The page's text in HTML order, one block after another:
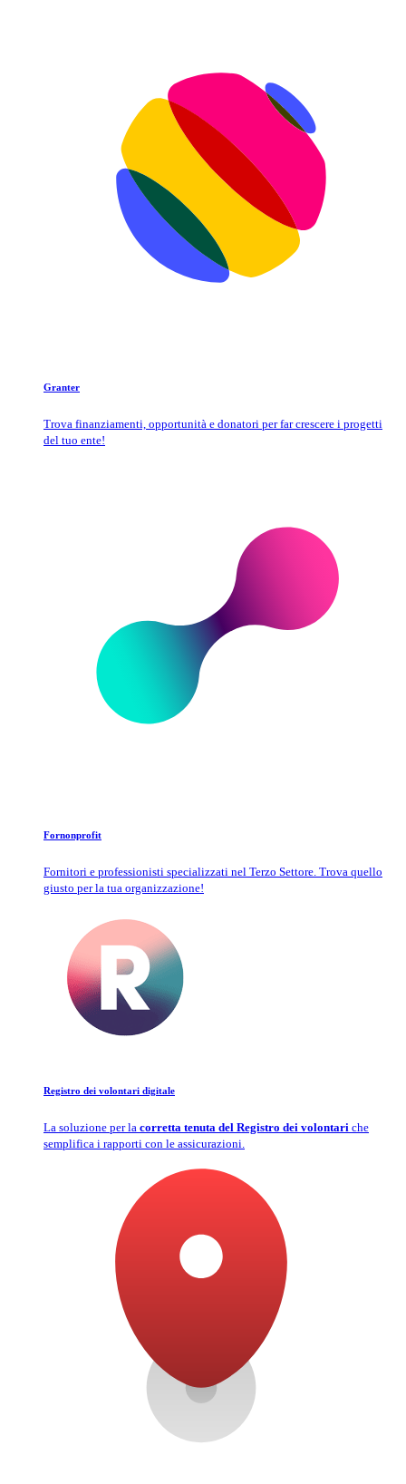
Granter
Trova finanziamenti, opportunità e donatori per far crescere i progetti
del tuo ente!
Fornonprofit
Fornitori e professionisti specializzati nel Terzo Settore. Trova quello
giusto per la tua organizzazione!
Registro dei volontari digitale
La soluzione per la corretta tenuta del Registro dei volontari che
semplifica i rapporti con le assicurazioni.